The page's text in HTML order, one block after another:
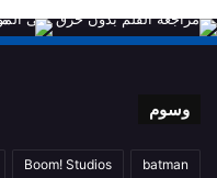
وسوم
batman
Boom! Studios